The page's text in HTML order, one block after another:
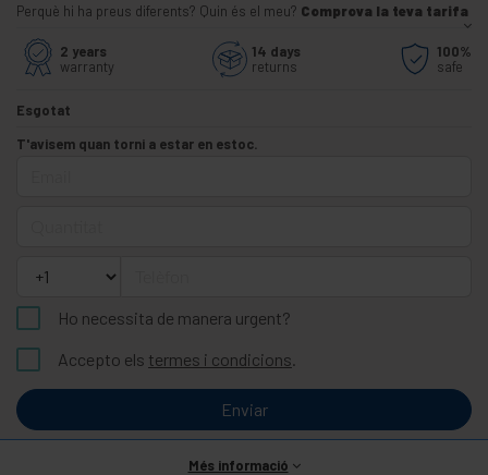
Perquè hi ha preus diferents? Quin és el meu? Comprova la teva tarifa
2 years
warranty
14 days
returns
100%
safe
Esgotat
T'avisem quan torni a estar en estoc.
Ho necessita de manera urgent?
Accepto els termes i condicions.
Enviar
Més informació